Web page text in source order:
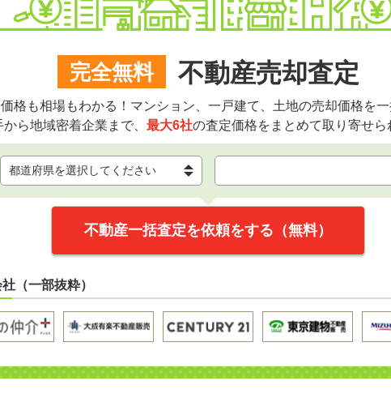
完全無料 不動産売却査定
格も相場もわかる！マンション、一戸建て、土地の売却価格を一
から地域密着企業まで、 最大6社の査定価格をまとめて取り寄せら
不動産一括査定を依頼をする（無料）
（一部抜粋）